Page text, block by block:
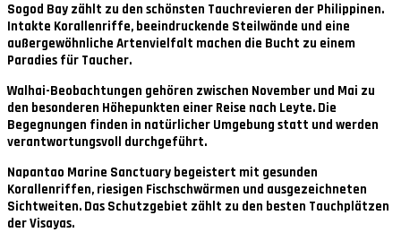
Sogod Bay zählt zu den schönsten Tauchrevieren der Philippinen.
Intakte Korallenriffe, beeindruckende Steilwände und eine
außergewöhnliche Artenvielfalt machen die Bucht zu einem
Paradies für Taucher.
Walhai-Beobachtungen gehören zwischen November und Mai zu
den besonderen Höhepunkten einer Reise nach Leyte. Die
Begegnungen finden in natürlicher Umgebung statt und werden
verantwortungsvoll durchgeführt.
Napantao Marine Sanctuary begeistert mit gesunden
Korallenriffen, riesigen Fischschwärmen und ausgezeichneten
Sichtweiten. Das Schutzgebiet zählt zu den besten Tauchplätzen
der Visayas.